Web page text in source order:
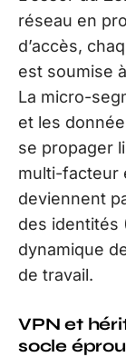
réseau en
d’accès,
est soumise
La micro-
et les
se propager
multi-facteur
deviennent
des identités
dynamique
de travail.
VPN et
socle